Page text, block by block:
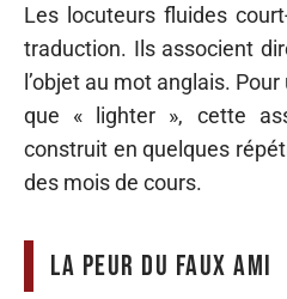
Les locuteurs fluides
traduction. Ils associent
l’objet au mot anglais.
que « lighter », cette
construit en quelques
des mois de cours.
La peur du faux ami